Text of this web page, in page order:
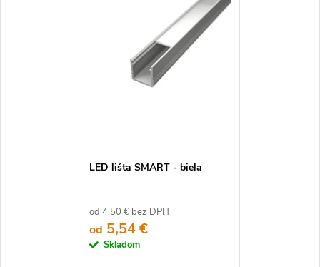
LED lišta SMART - biela
od 4,50 € bez DPH
od 5,54 €
Skladom